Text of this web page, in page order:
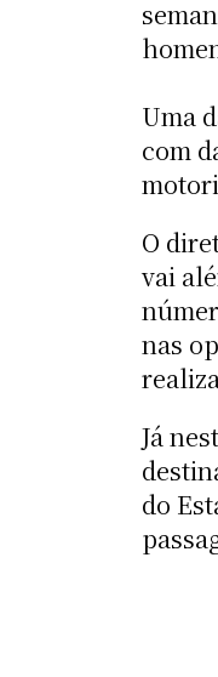
Uma
com
O
vai
nas
Já
do